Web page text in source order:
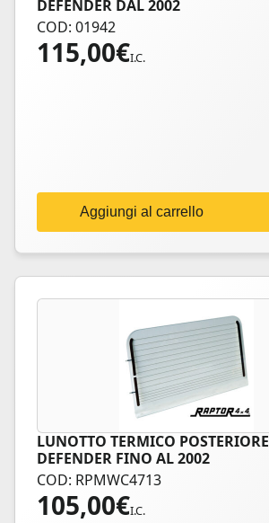
DEFENDER DAL 2002
COD: 01942
115,00€I.C.
Aggiungi al carrello
LUNOTTO TERMICO POSTERIORE
DEFENDER FINO AL 2002
COD: RPMWC4713
105,00€I.C.